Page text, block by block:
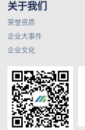
关于我们
荣誉资质
企业大事件
企业文化